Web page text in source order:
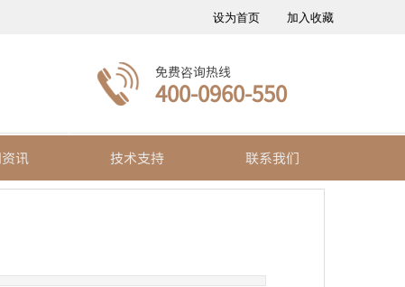
设为首页 加入收藏
免费咨询热线
400-0960-550
讯 技术支持 联系我们